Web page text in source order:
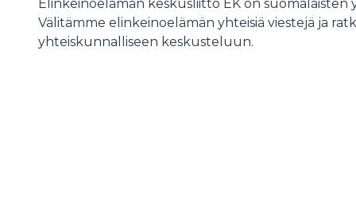
Elinkeinoelämän keskusliitto EK on
Välitämme elinkeinoelämän yhteisiä viestejä ja
yhteiskunnalliseen keskusteluun.